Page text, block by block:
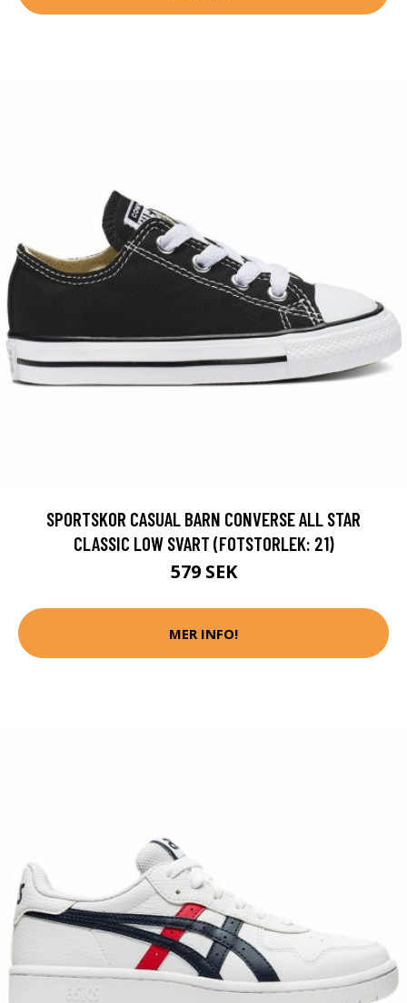
SPORTSKOR CASUAL BARN CONVERSE ALL STAR
CLASSIC LOW SVART (FOTSTORLEK: 21)
579 SEK
MER INFO!